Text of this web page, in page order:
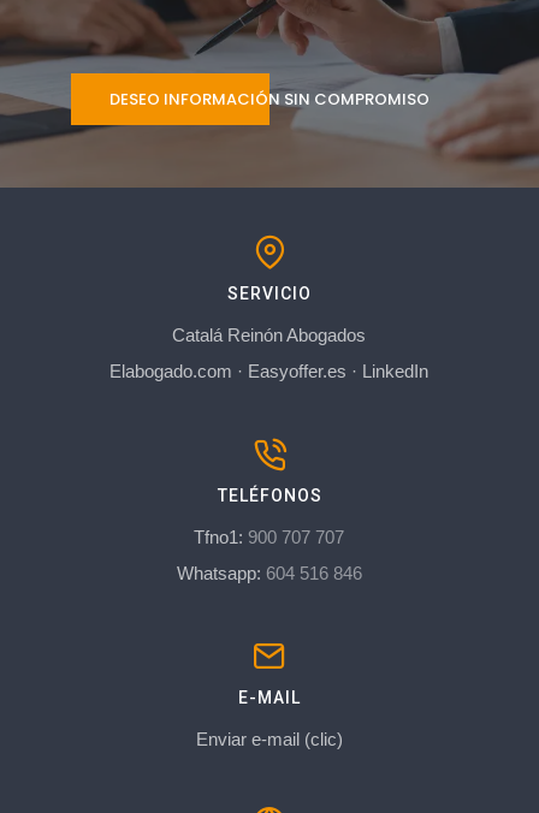
DESEO INFORMACIÓN SIN COMPROMISO
SERVICIO
Catalá Reinón Abogados
Elabogado.com · Easyoffer.es · LinkedIn
TELÉFONOS
Tfno1: 900 707 707
Whatsapp: 604 516 846
E-MAIL
Enviar e-mail (clic)